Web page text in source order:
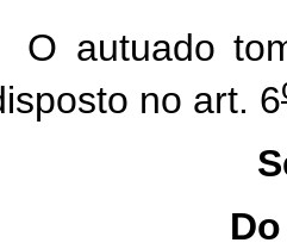
autuado
no art. 6